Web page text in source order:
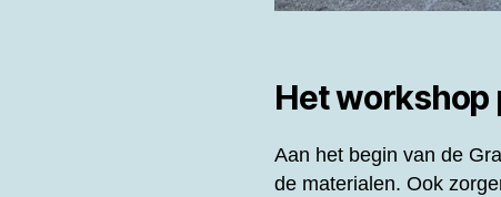
Het workshop
Aan het begin van de
de materialen. Ook